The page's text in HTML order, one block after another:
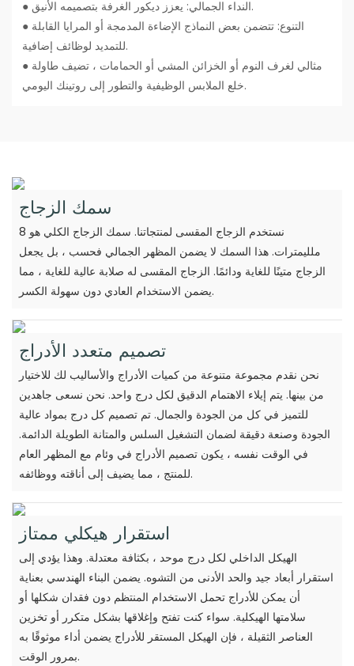
● النداء الجمالي: يعزز ديكور الغرفة بتصميمه الأنيق.
● التنوع: تتضمن بعض النماذج الإضاءة المدمجة أو المرايا القابلة
للتمديد لوظائف إضافية.
● مثالي لغرف النوم أو الخزائن المشي أو الحمامات ، تضيف طاولة
خلع الملابس الوظيفية والتطور إلى روتينك اليومي.
سمك الزجاج
نستخدم الزجاج المقسى لمنتجاتنا. سمك الزجاج الكلي هو 8
ملليمترات. هذا السمك لا يضمن المظهر الجمالي فحسب ، بل يجعل
الزجاج متينًا للغاية ودائمًا. الزجاج المقسى له صلابة عالية للغاية ، مما
يضمن الاستخدام العادي دون سهولة الكسر.
تصميم متعدد الأدراج
نحن نقدم مجموعة متنوعة من كميات الأدراج والأساليب لك للاختيار
من بينها. يتم إيلاء الاهتمام الدقيق لكل درج واحد. نحن نسعى جاهدين
للتميز في كل من الجودة والجمال. تم تصميم كل درج بمواد عالية
الجودة وصنعة دقيقة لضمان التشغيل السلس والمتانة الطويلة الدائمة.
في الوقت نفسه ، يكون تصميم الأدراج في وئام مع المظهر العام
للمنتج ، مما يضيف إلى أناقته ووظائفه.
استقرار هيكلي ممتاز
الهيكل الداخلي لكل درج موحد ، بكثافة معتدلة. وهذا يؤدي إلى
استقرار أبعاد جيد والحد الأدنى من التشوه. يضمن البناء الهندسي بعناية
أن يمكن للأدراج تحمل الاستخدام المنتظم دون فقدان شكلها أو
سلامتها الهيكلية. سواء كنت تفتح وإغلاقها بشكل متكرر أو تخزين
العناصر الثقيلة ، فإن الهيكل المستقر للأدراج يضمن أداء موثوقًا به
بمرور الوقت.